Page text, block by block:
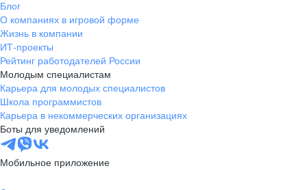
Блог
О компаниях в игровой форме
Жизнь в компании
ИТ-проекты
Рейтинг работодателей России
Молодым специалистам
Карьера для молодых специалистов
Школа программистов
Карьера в некоммерческих организациях
Боты для уведомлений
Мобильное приложение